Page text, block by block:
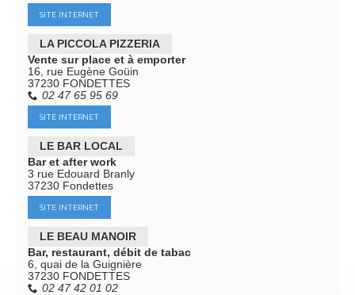
SITE INTERNET
LA PICCOLA PIZZERIA
Vente sur place et à emporter
16, rue Eugène Goüin
37230 FONDETTES
02 47 65 95 69
SITE INTERNET
LE BAR LOCAL
Bar et after work
3 rue Edouard Branly
37230 Fondettes
SITE INTERNET
LE BEAU MANOIR
Bar, restaurant, débit de tabac
6, quai de la Guignière
37230 FONDETTES
02 47 42 01 02